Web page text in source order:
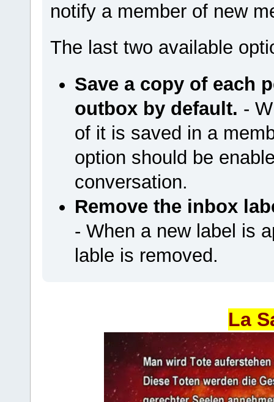
notify a member of new
The last two available
Save a copy of each
outbox by default. -
of it is saved in a
option should be
conversation.
Remove the inbox
- When a new label is
lable is removed.
La